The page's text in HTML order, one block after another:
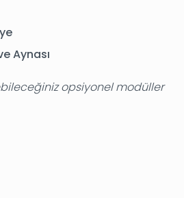
Aynası
opsiyonel modüller